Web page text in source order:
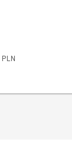
PLN